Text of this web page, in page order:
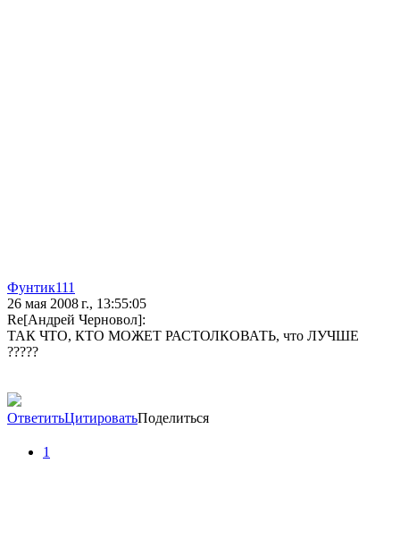
Фунтик111
26 мая 2008 г., 13:55:05
Re[Андрей Черновол]:
ТАК ЧТО, КТО МОЖЕТ РАСТОЛКОВАТЬ, что ЛУЧШЕ
?????
ОтветитьЦитироватьПоделиться
1